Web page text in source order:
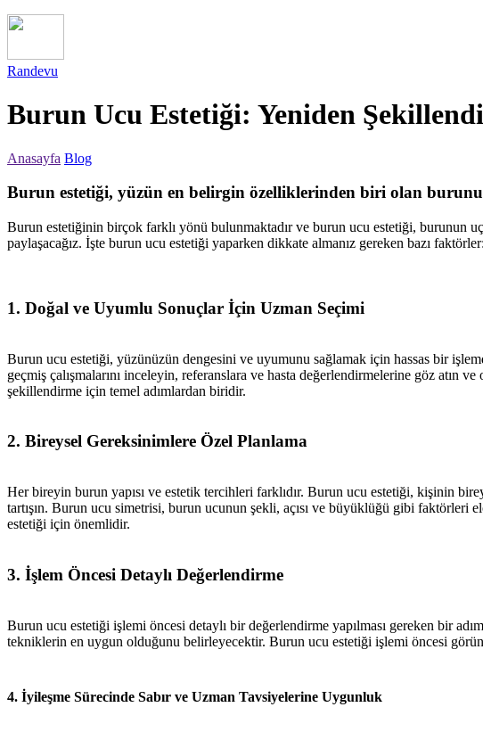
Randevu
Burun Ucu Estetiği: Yeniden
Anasayfa Blog
Burun estetiği, yüzün en belirgin özelliklerinden biri olan
Burun estetiğinin birçok farklı yönü bulunmaktadır ve burun ucu estetiği, burunun
paylaşacağız. İşte burun ucu estetiği yaparken dikkate almanız gereken bazı faktörler:
1. Doğal ve Uyumlu Sonuçlar İçin Uzman Seçimi
Burun ucu estetiği, yüzünüzün dengesini ve uyumunu sağlamak için hassas bir
geçmiş çalışmalarını inceleyin, referanslara ve hasta değerlendirmelerine göz atın
şekillendirme için temel adımlardan biridir.
2. Bireysel Gereksinimlere Özel Planlama
Her bireyin burun yapısı ve estetik tercihleri farklıdır. Burun ucu estetiği, kişinin
tartışın. Burun ucu simetrisi, burun ucunun şekli, açısı ve büyüklüğü gibi faktörleri
estetiği için önemlidir.
3. İşlem Öncesi Detaylı Değerlendirme
Burun ucu estetiği işlemi öncesi detaylı bir değerlendirme yapılması gereken bir
tekniklerin en uygun olduğunu belirleyecektir. Burun ucu estetiği işlemi öncesi
4. İyileşme Sürecinde Sabır ve Uzman Tavsiyelerine Uygunluk